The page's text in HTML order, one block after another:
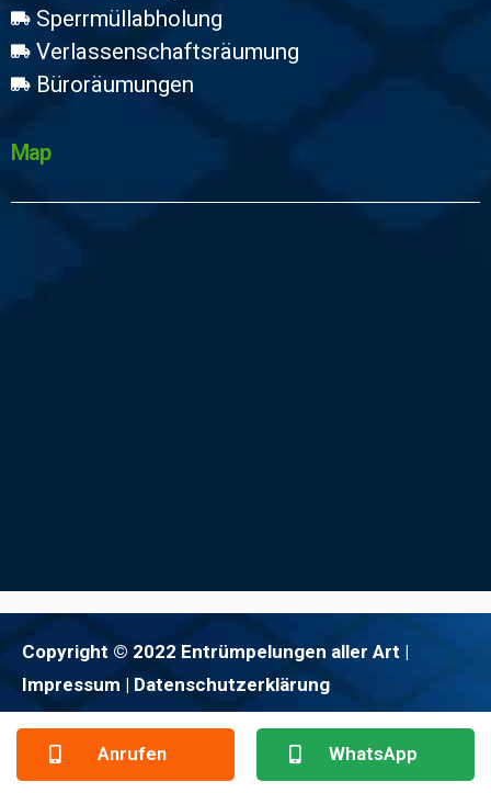
Sperrmüllabholung
Verlassenschaftsräumung
Büroräumungen
Map
Copyright © 2022 Entrümpelungen aller Art |
Impressum | Datenschutzerklärung
Anrufen WhatsApp